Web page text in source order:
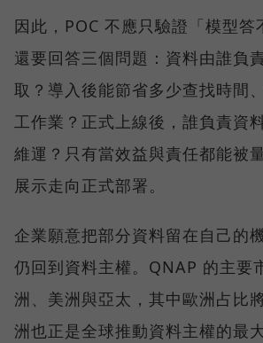
因此，POC 不應只驗證「模型答
還要回答三個問題：資料由誰負
取？導入後能節省多少查找時間
工作業？正式上線後，誰負責資
維運？只有當效益與責任都能被
展示走向正式部署。
企業願意把部分資料留在自己的
仍回到資料主權。QNAP 的主要
洲、美洲與亞太，其中歐洲占比
洲也正是全球推動資料主權的最大